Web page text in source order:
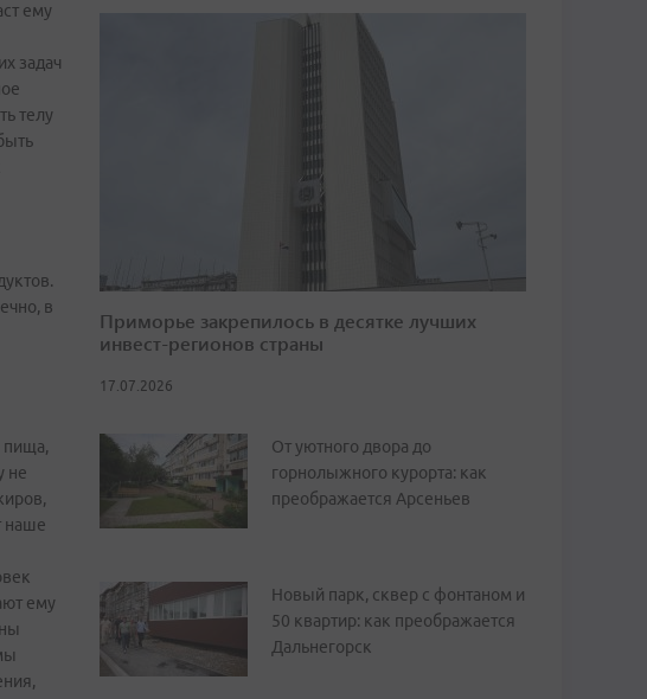
ему
задач
телу
в
пища,
не
наше
ему
Приморье закрепилось в десятке лучших
инвест-регионов страны
17.07.2026
От уютного двора до
горнолыжного курорта: как
преображается Арсеньев
Новый парк, сквер с фонтаном и
50 квартир: как преображается
Дальнегорск